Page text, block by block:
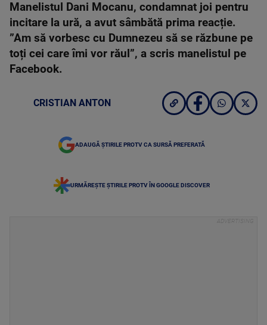
Manelistul Dani Mocanu, condamnat joi pentru
incitare la ură, a avut sâmbătă prima reacție.
”Am să vorbesc cu Dumnezeu să se răzbune pe
toți cei care îmi vor răul”, a scris manelistul pe
Facebook.
CRISTIAN ANTON
ADAUGĂ ȘTIRILE PROTV CA SURSĂ PREFERATĂ
URMĂREȘTE ȘTIRILE PROTV ÎN GOOGLE DISCOVER